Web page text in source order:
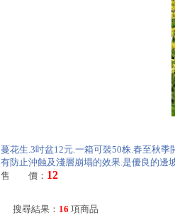
蔓花生.3吋盆12元.一箱可裝50株.春至秋
有防止沖蝕及淺層崩塌的效果.是優良的邊
售 價： 12
搜尋結果： 16 項商品